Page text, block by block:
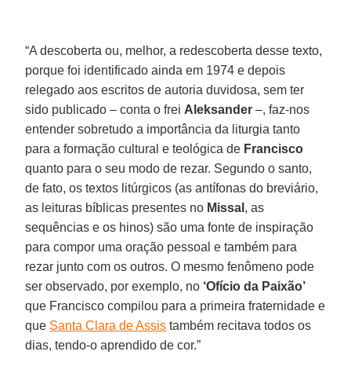
“A descoberta ou, melhor, a redescoberta desse texto,
porque foi identificado ainda em 1974 e depois
relegado aos escritos de autoria duvidosa, sem ter
sido publicado – conta o frei Aleksander –, faz-nos
entender sobretudo a importância da liturgia tanto
para a formação cultural e teológica de Francisco
quanto para o seu modo de rezar. Segundo o santo,
de fato, os textos litúrgicos (as antífonas do breviário,
as leituras bíblicas presentes no Missal , as
sequências e os hinos) são uma fonte de inspiração
para compor uma oração pessoal e também para
rezar junto com os outros. O mesmo fenômeno pode
ser observado, por exemplo, no ‘Ofício da Paixão’
que Francisco compilou para a primeira fraternidade e
que Santa Clara de Assis também recitava todos os
dias, tendo-o aprendido de cor.”